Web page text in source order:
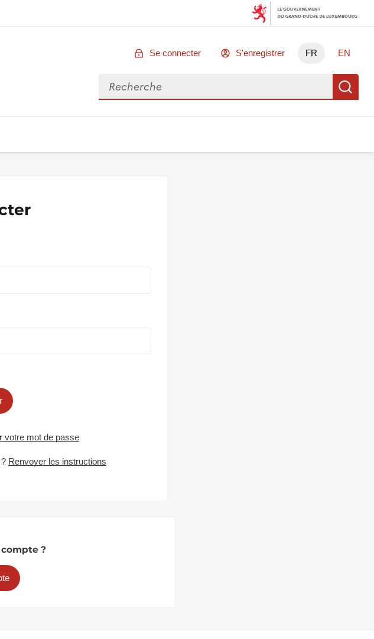
Se connecter S'enregistrer FR EN
Rechercher des données
votre mot de passe
Renvoyer les instructions
?